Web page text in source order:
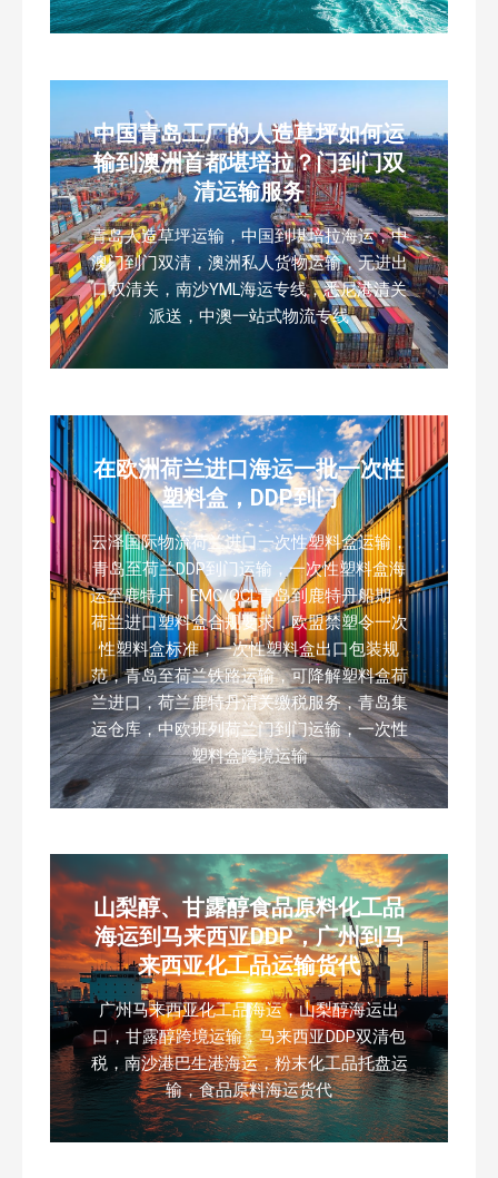
中国青岛工厂的人造草坪如何运
输到澳洲首都堪培拉？门到门双
清运输服务
青岛人造草坪运输，中国到堪培拉海运，中
澳门到门双清，澳洲私人货物运输，无进出
口权清关，南沙YML海运专线，悉尼港清关
派送，中澳一站式物流专线
在欧洲荷兰进口海运一批一次性
塑料盒，DDP到门
云泽国际物流荷兰进口一次性塑料盒运输，
青岛至荷兰DDP到门运输，一次性塑料盒海
运至鹿特丹，EMC/OCL青岛到鹿特丹船期，
荷兰进口塑料盒合规要求，欧盟禁塑令一次
性塑料盒标准，一次性塑料盒出口包装规
范，青岛至荷兰铁路运输，可降解塑料盒荷
兰进口，荷兰鹿特丹清关缴税服务，青岛集
运仓库，中欧班列荷兰门到门运输，一次性
塑料盒跨境运输
山梨醇、甘露醇食品原料化工品
海运到马来西亚DDP，广州到马
来西亚化工品运输货代
广州马来西亚化工品海运，山梨醇海运出
口，甘露醇跨境运输，马来西亚DDP双清包
税，南沙港巴生港海运，粉末化工品托盘运
输，食品原料海运货代